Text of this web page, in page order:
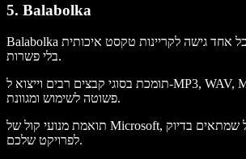
5. Balabolka
Balabolka היא כלי חינמי הנותן לכל אחד גישה לקריינות טקסט איכותית
בלי פשרות.
תומכת בסוגי קבצים רבים וייצוא ל-MP3, WAV, MP4, OGG, WMA –
פשוטה לשימוש ומגוונת.
תואמת מנועי קול של Microsoft, ותוכלו לבחור קול שמתאים בדיוק
לפרויקט שלכם.